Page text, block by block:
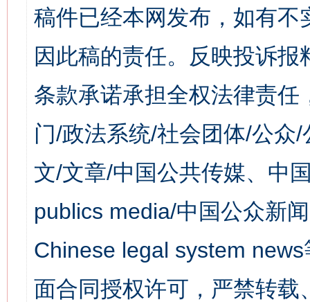
稿件已经本网发布，如有
因此稿的责任。反映投诉
条款承诺承担全权法律责
门/政法系统/社会团体/公众
文/文章/中国公共传媒、中
publics media/中国公众新
Chinese legal system
面合同授权许可，严禁转